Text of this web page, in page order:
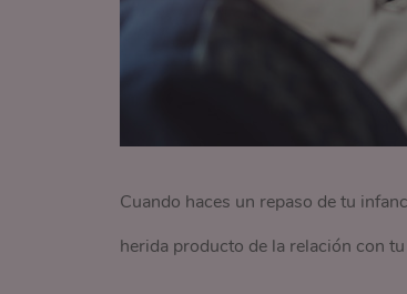
Cuando haces un repaso de tu
herida producto de la relación con